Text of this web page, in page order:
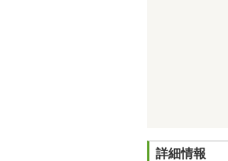
詳細情報